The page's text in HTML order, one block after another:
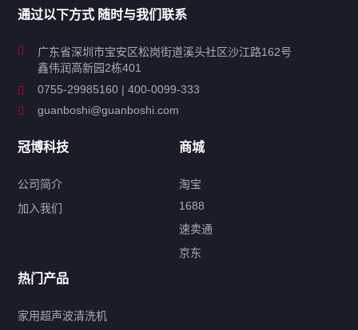
工业超声波清洗设备
特种超声波洗净产品
超声波配件
产品标签
鼓泡 升降 抛动
通过以下方式 随时与我们联系
广东省深圳市宝安区松岗街道溪头社区沙江路162号
鑫伟润高新园2栋401
0755-29985160 | 400-0099-333
guanboshi@guanboshi.com
冠博科技
公司简介
加入我们
商城
淘宝
1688
速卖通
京东
热门产品
家用超声波清洗机